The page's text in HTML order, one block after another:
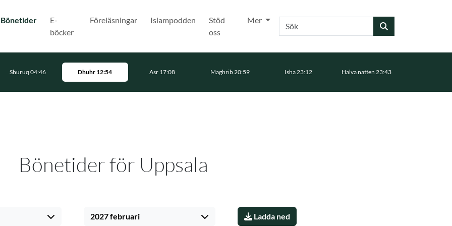
Bönetider(Nuvarande)
E-
böcker
Föreläsningar Islampodden
Stöd
oss
Mer Sök
Shuruq 04:46 Dhuhr 12:54 Asr 17:08 Maghrib 20:59 Isha 23:12 Halva natten 23:43
Bönetider för Uppsala
2027 februari Ladda ned